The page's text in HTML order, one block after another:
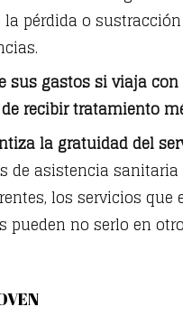
la pérdida o
sus gastos si viaja
recibir tratamiento
la gratuidad del
de asistencia sanitaria
los servicios que
pueden no serlo en